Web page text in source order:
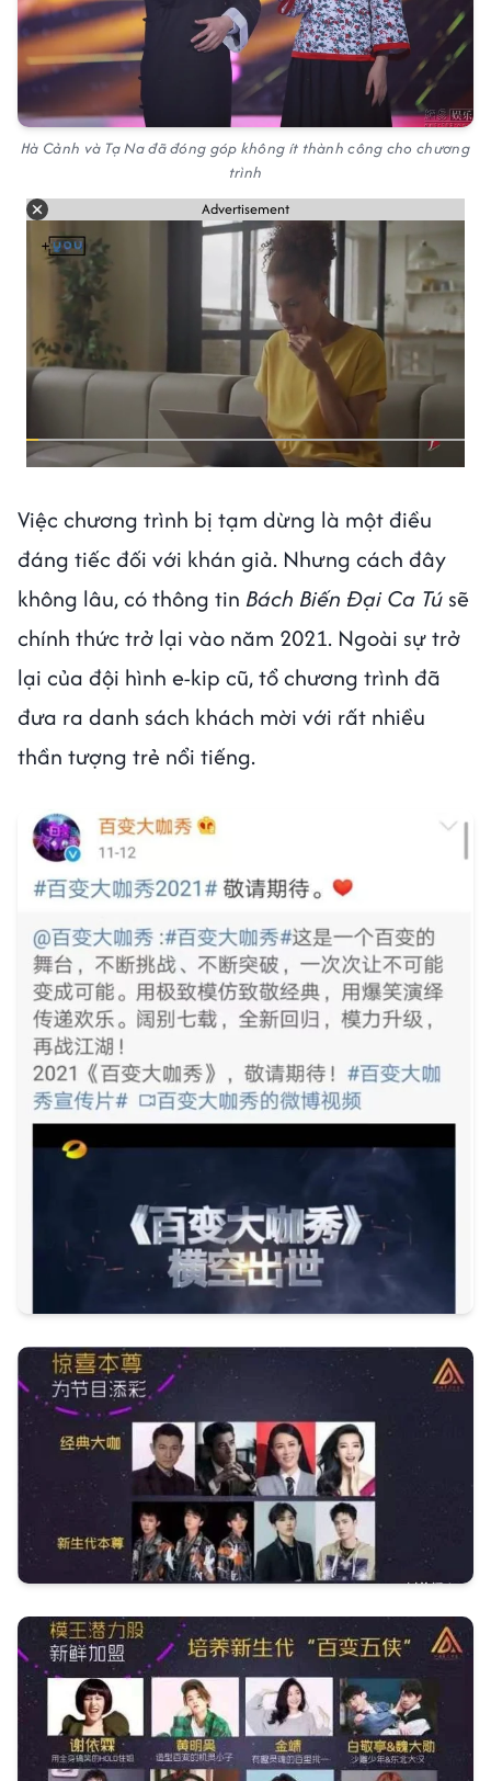
Hà Cảnh và Tạ Na đã đóng góp không ít thành công cho chương
trình
Advertisement
Việc chương trình bị tạm dừng là một điều
đáng tiếc đối với khán giả. Nhưng cách đây
không lâu, có thông tin Bách Biến Đại Ca Tú sẽ
chính thức trở lại vào năm 2021. Ngoài sự trở
lại của đội hình e-kip cũ, tổ chương trình đã
đưa ra danh sách khách mời với rất nhiều
thần tượng trẻ nổi tiếng.